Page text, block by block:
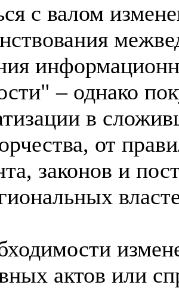
с валом
– однако
в
от
законов и
актов или